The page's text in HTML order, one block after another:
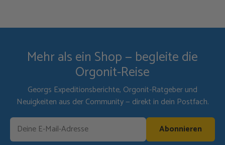
Mehr als ein Shop — begleite die
Orgonit-Reise
Georgs Expeditionsberichte, Orgonit-Ratgeber und
Neuigkeiten aus der Community — direkt in dein Postfach.
Abonnieren